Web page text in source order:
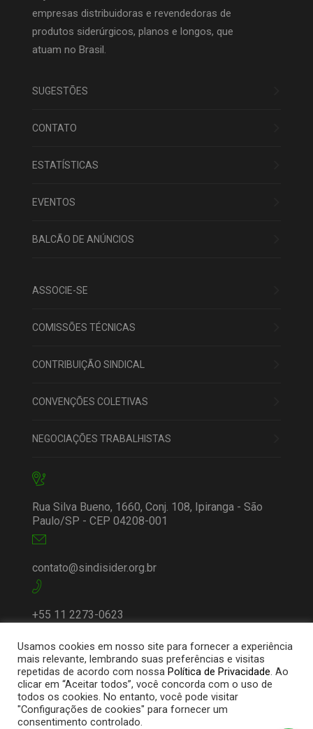
empresas distribuidoras e revendedoras de
produtos siderúrgicos, planos e longos, que
atuam no Brasil.
SUGESTÕES
CONTATO
ESTATÍSTICAS
EVENTOS
BALCÃO DE ANÚNCIOS
ASSOCIE-SE
COMISSÕES TÉCNICAS
CONTRIBUIÇÃO SINDICAL
CONVENÇÕES COLETIVAS
NEGOCIAÇÕES TRABALHISTAS
Rua Silva Bueno, 1660, Conj. 108, Ipiranga - São
Paulo/SP - CEP 04208-001
contato@sindisider.org.br
+55 11 2273-0623
Usamos cookies em nosso site para fornecer a experiência
mais relevante, lembrando suas preferências e visitas
repetidas de acordo com nossa Política de Privacidade. Ao
clicar em “Aceitar todos”, você concorda com o uso de
todos os cookies. No entanto, você pode visitar
"Configurações de cookies" para fornecer um
consentimento controlado.